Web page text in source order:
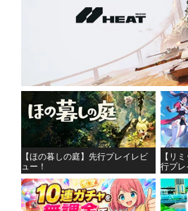
【ほの暮しの庭】先行プレイレビ
ュー！
【リ
行プレ